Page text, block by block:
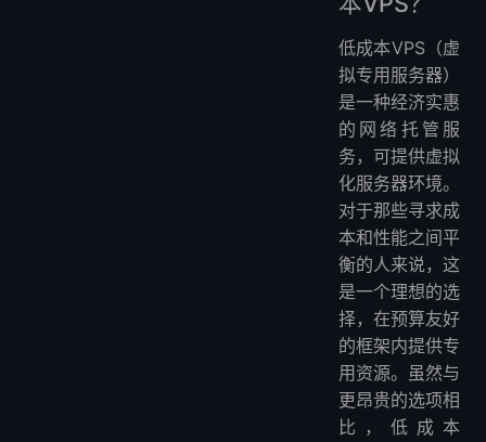
低成本VPS（虚
拟专用服务器）
是一种经济实惠
的网络托管服
务，可提供虚拟
化服务器环境。
对于那些寻求成
本和性能之间平
衡的人来说，这
是一个理想的选
择，在预算友好
的框架内提供专
用资源。虽然与
更昂贵的选项相
比，低成本